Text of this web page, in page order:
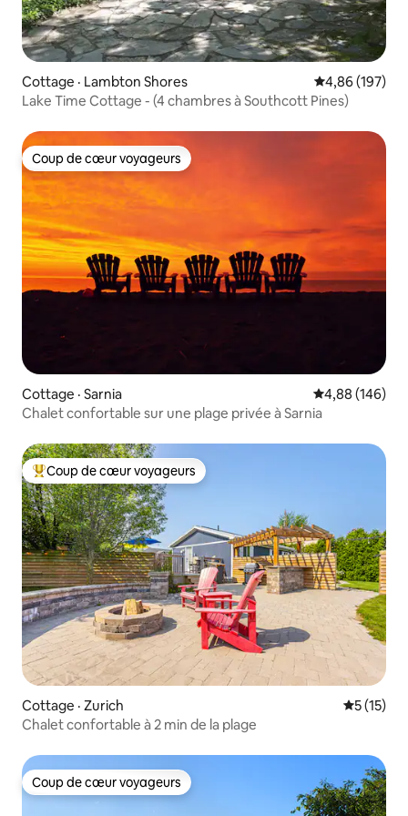
Cottage · Lambton Shores Note
4,86 (197)
Lake Time Cottage - (4 chambres à Southcott Pines)
Coup de cœur voyageurs
Coup de cœur voyageurs
Cottage · Sarnia Note
4,88 (146)
Chalet confortable sur une plage privée à Sarnia
Coup de cœur voyageurs parmi les plus aimés
Coup de cœur voyageurs
Cottage · Zurich Note
5 (15)
Chalet confortable à 2 min de la plage
Coup de cœur voyageurs
Coup de cœur voyageurs